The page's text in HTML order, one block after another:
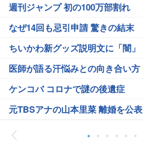
週刊ジャンプ 初の100万部割れ
なぜ14回も忌引申請 驚きの結末
ちいかわ新グッズ説明文に「闇」
医師が語る汗悩みとの向き合い方
ケンコバ コロナで謎の後遺症
元TBSアナの山本里菜 離婚を公表